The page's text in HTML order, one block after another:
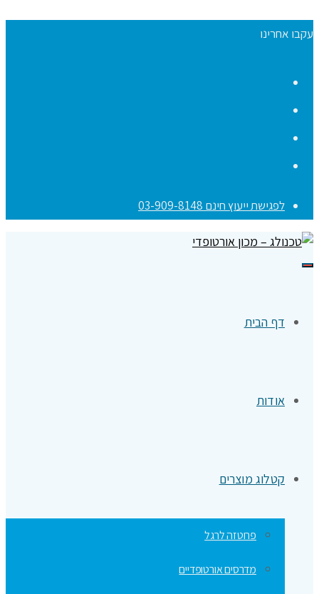
עקבו אחרינו
לפגישת ייעוץ חינם 03-909-8148
תפריט
דף הבית
אודות
קטלוג מוצרים
פרוטזה לרגל
מדרסים אורטופדיים